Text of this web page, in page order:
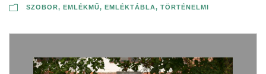
SZOBOR, EMLÉKMŰ, EMLÉKTÁBLA, TÖRTÉNELMI